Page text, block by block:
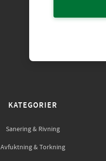
KATEGORIER
Sanering & Rivning
Avfuktning & Torkning